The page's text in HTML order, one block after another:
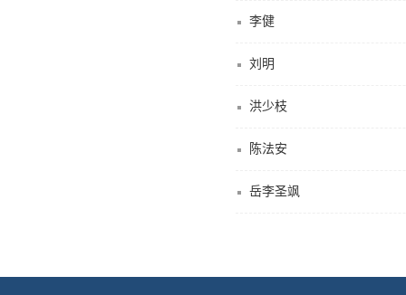
李健
刘明
洪少枝
陈法安
岳李圣飒